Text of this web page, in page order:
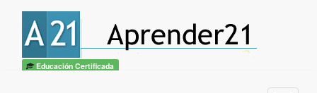
Educación Certificada